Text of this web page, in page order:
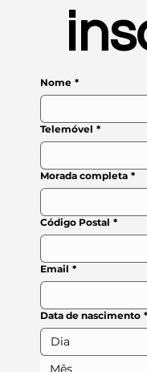
Nome *
Telemóvel *
Morada completa *
Código Postal *
Email *
Data de nascimento *